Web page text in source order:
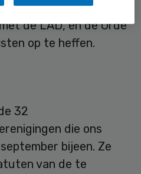
Medisch
de LAD, en de Orde
op te heffen.
32
die ons
bijeen. Ze
van de te